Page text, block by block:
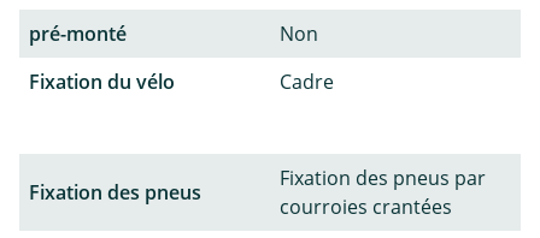
pré-monté
Non
Fixation du vélo
Cadre
Fixation des pneus
Fixation des pneus par
courroies crantées